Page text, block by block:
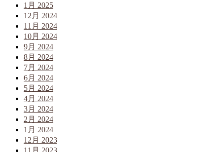
1月 2025
12月 2024
11月 2024
10月 2024
9月 2024
8月 2024
7月 2024
6月 2024
5月 2024
4月 2024
3月 2024
2月 2024
1月 2024
12月 2023
11月 2023